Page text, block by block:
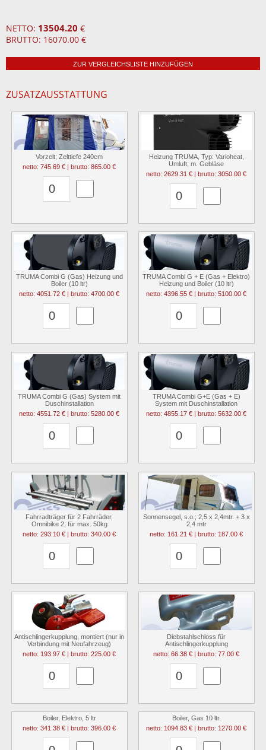
NETTO: 13504.20 €
BRUTTO: 16070.00 €
ZUR VERGLEICHSLISTE HINZUFÜGEN
ZUSATZAUSSTATTUNG
Vorzelt; Zelttiefe 240cm
netto: 745.69 € | brutto: 865.00 €
Heizung TRUMA, Typ: Varioheat,
Umluft, m. Gebläse
netto: 2629.31 € | brutto: 3050.00 €
TRUMA Combi G (Gas) Heizung und
Boiler (10 ltr)
netto: 4051.72 € | brutto: 4700.00 €
TRUMA Combi G + E (Gas + Elektro)
Heizung und Boiler (10 ltr)
netto: 4396.55 € | brutto: 5100.00 €
TRUMA Combi G (Gas) System mit
Duschinstallation
netto: 4551.72 € | brutto: 5280.00 €
TRUMA Combi G+E (Gas + E)
System mit Duschinstallation
netto: 4855.17 € | brutto: 5632.00 €
Fahrradträger für 2 Fahrräder,
Omnibike 2, für max. 50kg
netto: 293.10 € | brutto: 340.00 €
Sonnensegel, s.o.; 2,5 x 2,4mtr. + 3 x
2,4 mtr
netto: 161.21 € | brutto: 187.00 €
Antischlingerkupplung, montiert (nur in
Verbindung mit Neufahrzeug)
netto: 193.97 € | brutto: 225.00 €
Diebstahlschloss für
Antischlingerkupplung
netto: 66.38 € | brutto: 77.00 €
Boiler, Elektro, 5 ltr
netto: 341.38 € | brutto: 396.00 €
Boiler, Gas 10 ltr.
netto: 1094.83 € | brutto: 1270.00 €